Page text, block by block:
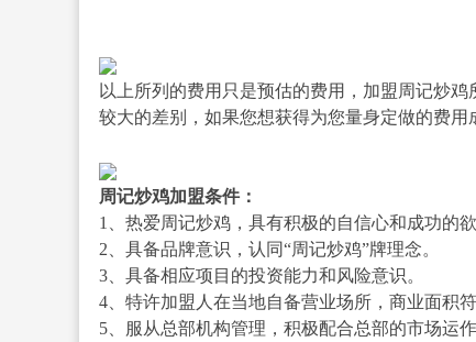
以上所列的费用只是预估的费用，加盟周记炒
较大的差别，如果您想获得为您量身定做的费用
周记炒鸡加盟条件：
1、热爱周记炒鸡，具有积极的自信心和成功的欲
2、具备品牌意识，认同“周记炒鸡”牌理念。
3、具备相应项目的投资能力和风险意识。
4、特许加盟人在当地自备营业场所，商业面积
5、服从总部机构管理，积极配合总部的市场运